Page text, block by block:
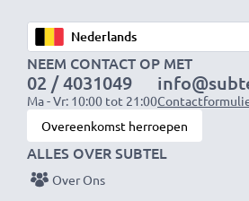
Spanning: 7.2V - 7.4V
Celtype: Lithium Ion
Kleur: zwart
NEEM CONTACT OP MET
02 / 4031049
Ma - Vr: 10:00 tot 21:00
Overeenkomst herroepen
ALLES OVER SUBTEL
Over Ons